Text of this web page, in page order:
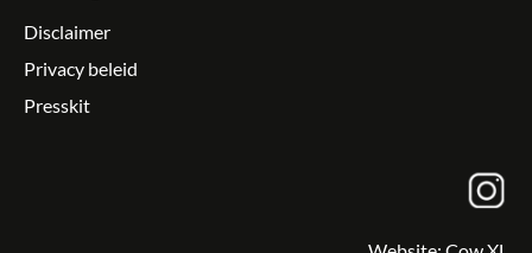
Disclaimer
Privacy beleid
Presskit